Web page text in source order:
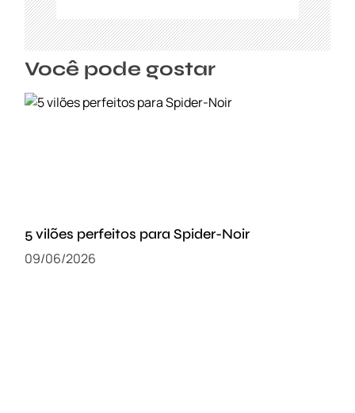
Você pode gostar
5 vilões perfeitos para Spider-Noir
09/06/2026